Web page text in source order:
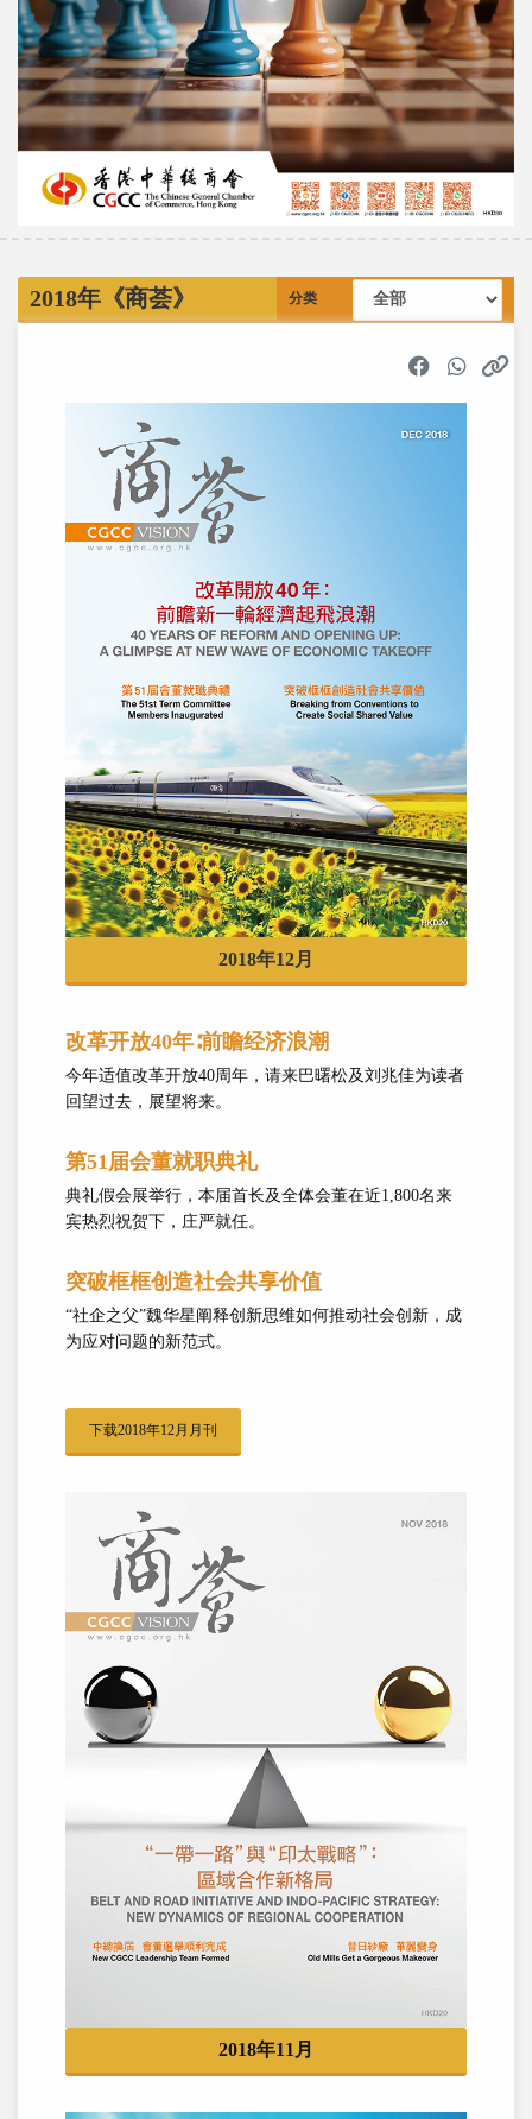
2018年《商荟》 分类
2018年12月
改革开放40年∶前瞻经济浪潮
今年适值改革开放40周年，请来巴曙松及刘兆佳为读者
回望过去，展望将来。
第51届会董就职典礼
典礼假会展举行，本届首长及全体会董在近1,800名来
宾热烈祝贺下，庄严就任。
突破框框创造社会共享价值
“社企之父”魏华星阐释创新思维如何推动社会创新，成
为应对问题的新范式。
下载2018年12月月刊
2018年11月